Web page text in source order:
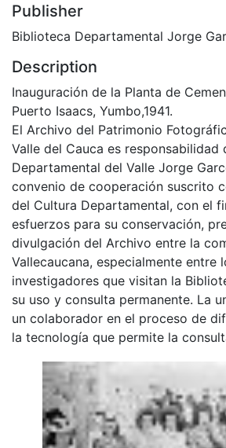
Publisher
Biblioteca Departamental Jorge
Description
Inauguración de la Planta de
Puerto Isaacs, Yumbo,1941.
El Archivo del Patrimonio
Valle del Cauca es responsabilidad
Departamental del Valle Jorge
convenio de cooperación suscrito
del Cultura Departamental, con el
esfuerzos para su conservación,
divulgación del Archivo entre la
Vallecaucana, especialmente entre
investigadores que visitan la
su uso y consulta permanente. La
un colaborador en el proceso de
la tecnología que permite la